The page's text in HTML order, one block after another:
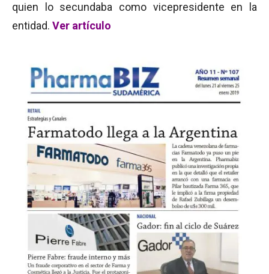
quien lo secundaba como vicepresidente en la
entidad. Ver artículo